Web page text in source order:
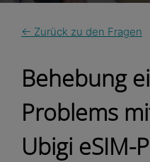
← Zurück zu den Fragen
Behebung
Problems
Ubigi eSIM-